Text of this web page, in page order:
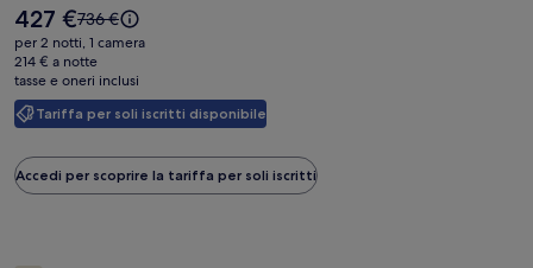
Inn
Grande
Dunes
Condos
& Tariffa per soli iscritti disponibile
Il
prezzo
è
427 €
427 €Il
prezzo
era
736 €,
ottieni
maggiori
tariffa
736 €
per 2 notti, 1 camera
214 € a notte
tasse e oneri inclusi
Accedi per scoprire la tariffa per soli iscritti